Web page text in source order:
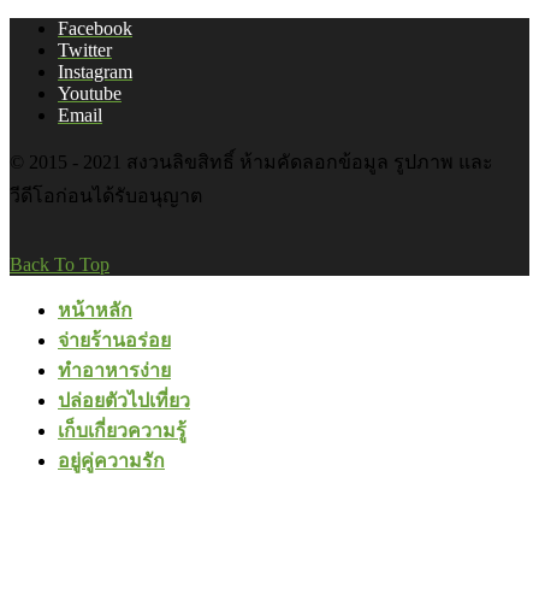
Facebook
Twitter
Instagram
Youtube
Email
© 2015 - 2021 สงวนลิขสิทธิ์ ห้ามคัดลอกข้อมูล รูปภาพ และ
วีดีโอก่อนได้รับอนุญาต
Back To Top
หน้าหลัก
จ่ายร้านอร่อย
ทำอาหารง่าย
ปล่อยตัวไปเที่ยว
เก็บเกี่ยวความรู้
อยู่คู่ความรัก